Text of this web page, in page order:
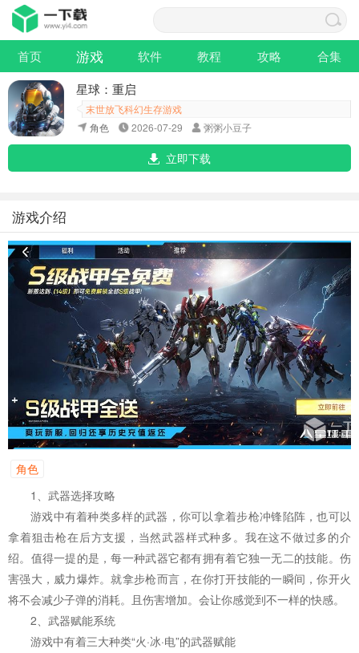
首页 游戏 软件 教程 攻略 合集
星球：重启
末世放飞科幻生存游戏
角色
2026-07-29 粥粥小豆子
立即下载
游戏介绍
角色
1、武器选择攻略
游戏中有着种类多样的武器，你可以拿着步枪冲锋陷阵，也可以
拿着狙击枪在后方支援，当然武器样式种多。我在这不做过多的介
绍。值得一提的是，每一种武器它都有拥有着它独一无二的技能。伤
害强大，威力爆炸。就拿步枪而言，在你打开技能的一瞬间，你开火
将不会减少子弹的消耗。且伤害增加。会让你感觉到不一样的快感。
2、武器赋能系统
游戏中有着三大种类“火·冰·电”的武器赋能